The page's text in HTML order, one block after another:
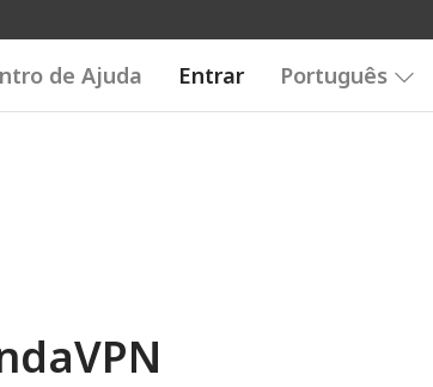
de Ajuda Entrar Português